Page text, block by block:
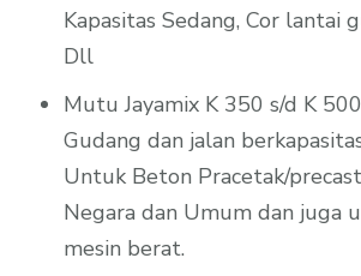
Kapasitas Sedang, Cor lantai
Dll
Mutu Jayamix K 350 s/d K
Gudang dan jalan
Untuk Beton Pracetak/
Negara dan Umum dan juga
mesin berat.